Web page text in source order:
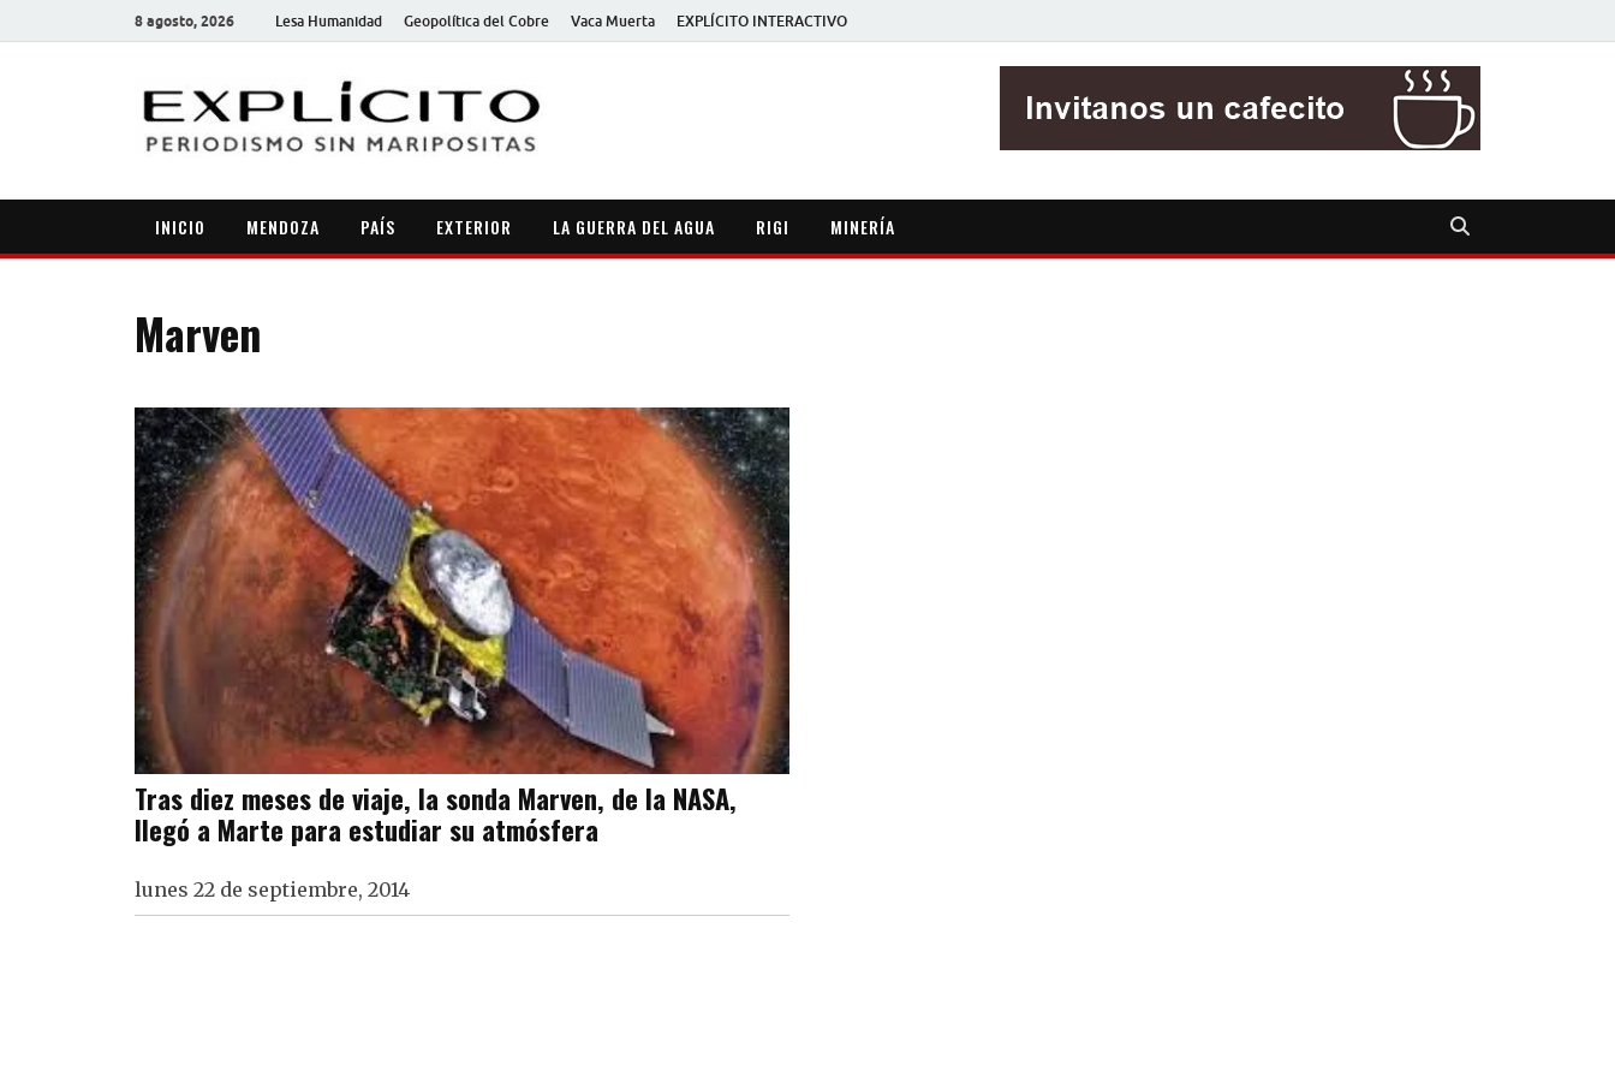
8 agosto, 2026 Lesa Humanidad Geopolítica del Cobre Vaca Muerta EXPLÍCITO INTERACTIVO
INICIO MENDOZA PAÍS EXTERIOR LA GUERRA DEL AGUA RIGI MINERÍA
Marven
Tras diez meses de viaje, la sonda Marven, de la NASA,
llegó a Marte para estudiar su atmósfera
lunes 22 de septiembre, 2014